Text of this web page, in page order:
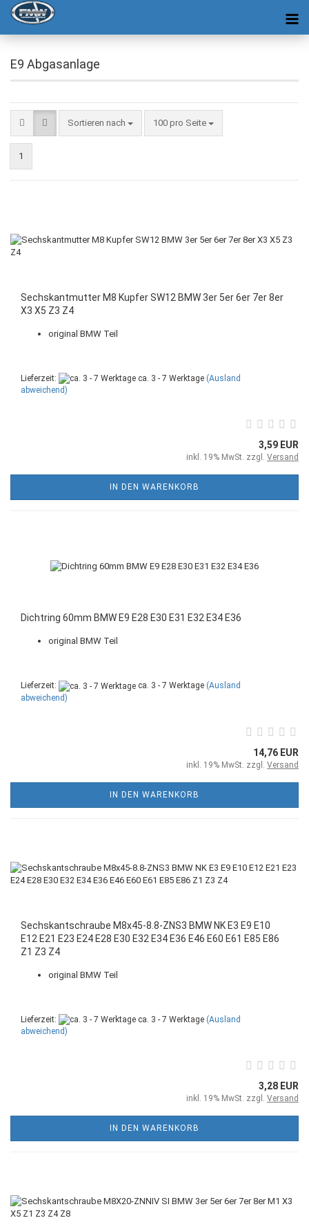
E9 Abgasanlage
Sortieren nach 100 pro Seite
1
Sechskantmutter M8 Kupfer SW12 BMW 3er 5er 6er 7er 8er
X3 X5 Z3 Z4
original BMW Teil
Lieferzeit: ca. 3 - 7 Werktage (Ausland
abweichend)
3,59 EUR
inkl. 19% MwSt. zzgl. Versand
IN DEN WARENKORB
Dichtring 60mm BMW E9 E28 E30 E31 E32 E34 E36
original BMW Teil
Lieferzeit: ca. 3 - 7 Werktage (Ausland
abweichend)
14,76 EUR
inkl. 19% MwSt. zzgl. Versand
IN DEN WARENKORB
Sechskantschraube M8x45-8.8-ZNS3 BMW NK E3 E9 E10
E12 E21 E23 E24 E28 E30 E32 E34 E36 E46 E60 E61 E85 E86
Z1 Z3 Z4
original BMW Teil
Lieferzeit: ca. 3 - 7 Werktage (Ausland
abweichend)
3,28 EUR
inkl. 19% MwSt. zzgl. Versand
IN DEN WARENKORB